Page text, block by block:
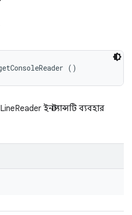
()
ইনস্ট্যান্সটি ব্যবহার